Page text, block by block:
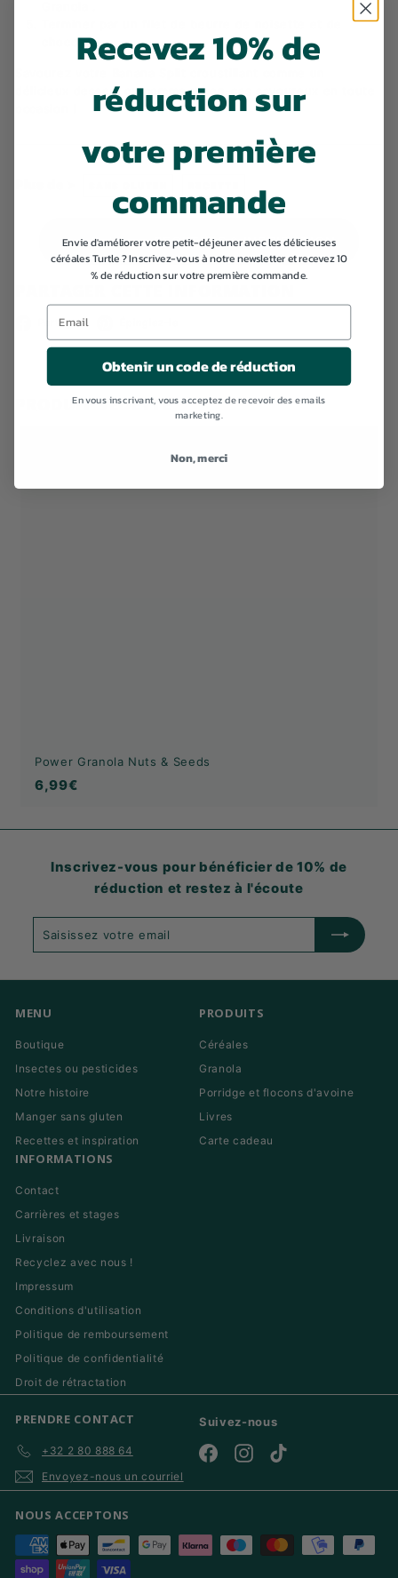
chocolat.
délicieux dessert ou comme un en-cas savoureux en toute
Retour à RECETTES & INSPIRATION
Partagez
PRODUIT VEDETTE
Power Granola Nuts & Seeds
6,99€6,99€
Inscrivez-vous pour bénéficier de 10% de
réduction et restez à l'écoute
MENU
Boutique
Insectes ou pesticides
Notre histoire
Manger sans gluten
Recettes et inspiration
PRODUITS
Céréales
Granola
Porridge et flocons d'avoine
Livres
Carte cadeau
INFORMATIONS
Contact
Carrières et stages
Livraison
Recyclez avec nous !
Impressum
Conditions d'utilisation
Politique de remboursement
Politique de confidentialité
Droit de rétractation
PRENDRE CONTACT
+32 2 80 888 64
Envoyez-nous un courriel
Suivez-nous
FacebookInstagram
NOUS ACCEPTONS
Recevez 10% de
réduction sur
votre première
commande
Envie d'améliorer votre petit-déjeuner avec les délicieuses
céréales Turtle ? Inscrivez-vous à notre newsletter et recevez 10
% de réduction sur votre première commande.
Obtenir un code de réduction
En vous inscrivant, vous acceptez de recevoir des emails
marketing.
Non, merci